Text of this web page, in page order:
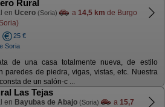
Rural
en Ucero (Soria) a 14,5 km de Burgo
25 €
Soria
de una casa totalmente nueva, de estilo
paredes de piedra, vigas, vistas, etc. Nuestra
de un salón-c ...
Las Tejas
en Bayubas de Abajo (Soria) a 15,7